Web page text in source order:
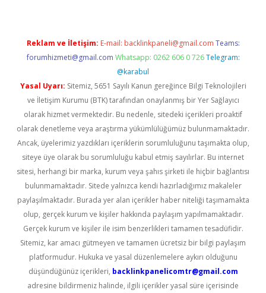
Reklam ve İletişim: E-mail: backlinkpaneli@gmail.com Teams:
forumhizmeti@gmail.com Whatsapp: 0262 606 0 726 Telegram:
@karabul
Yasal Uyarı: Sitemiz, 5651 Sayılı Kanun gereğince Bilgi Teknolojileri
ve İletişim Kurumu (BTK) tarafından onaylanmış bir Yer Sağlayıcı
olarak hizmet vermektedir. Bu nedenle, sitedeki içerikleri proaktif
olarak denetleme veya araştırma yükümlülüğümüz bulunmamaktadır.
Ancak, üyelerimiz yazdıkları içeriklerin sorumluluğunu taşımakta olup,
siteye üye olarak bu sorumluluğu kabul etmiş sayılırlar. Bu internet
sitesi, herhangi bir marka, kurum veya şahıs şirketi ile hiçbir bağlantısı
bulunmamaktadır. Sitede yalnızca kendi hazırladığımız makaleler
paylaşılmaktadır. Burada yer alan içerikler haber niteliği taşımamakta
olup, gerçek kurum ve kişiler hakkında paylaşım yapılmamaktadır.
Gerçek kurum ve kişiler ile isim benzerlikleri tamamen tesadüfidir.
Sitemiz, kar amacı gütmeyen ve tamamen ücretsiz bir bilgi paylaşım
platformudur. Hukuka ve yasal düzenlemelere aykırı olduğunu
düşündüğünüz içerikleri, backlinkpanelicomtr@gmail.com
adresine bildirmeniz halinde, ilgili içerikler yasal süre içerisinde